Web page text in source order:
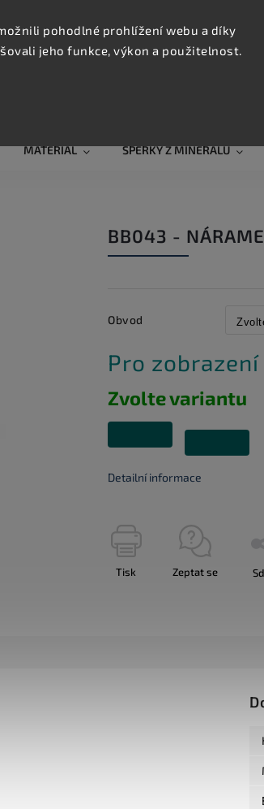
pohodlné prohlížení webu a díky
jeho funkce, výkon a použitelnost.
MATERIÁL ŠPERKY Z MINERÁLŮ
BB043 -
Obvod
Pro zobrazení
Zvolte variantu
Detailní informace
Tisk Zeptat se